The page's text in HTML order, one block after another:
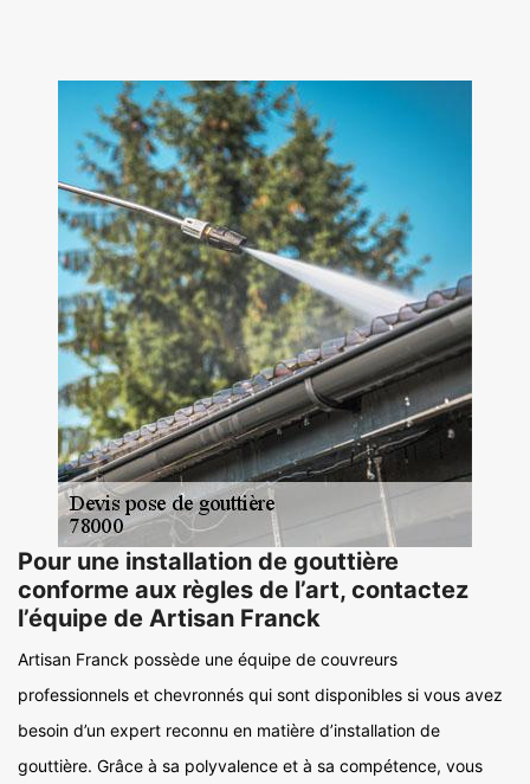
Pour une installation de gouttière
conforme aux règles de l’art, contactez
l’équipe de Artisan Franck
Artisan Franck possède une équipe de couvreurs
professionnels et chevronnés qui sont disponibles si vous avez
besoin d’un expert reconnu en matière d’installation de
gouttière. Grâce à sa polyvalence et à sa compétence, vous